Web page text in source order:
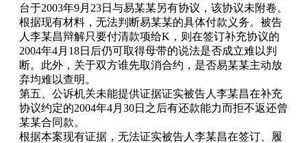
台于2003年9月23日与易某某另有协议，该协议未附卷。
根据现有材料，无法判断易某某的具体付款义务。被告
人李某昌辩解只要付清款项给K，则在签订补充协议的
2004年4月18日后仍可取得母带的说法是否成立难以判
断。此外，关于双方谁先取消合约，是否易某某主动放
弃均难以查明。
第五、公诉机关未能提供证据证实被告人李某昌在补充
协议约定的2004年4月30日之后有还款能力而拒不返还曾
某某合同款。
根据本案现有证据，无法证实被告人李某昌在签订、履